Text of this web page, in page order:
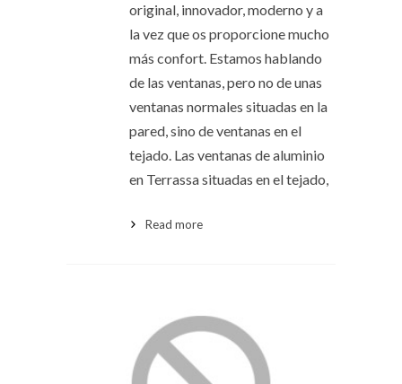
original, innovador, moderno y a
la vez que os proporcione mucho
más confort. Estamos hablando
de las ventanas, pero no de unas
ventanas normales situadas en la
pared, sino de ventanas en el
tejado. Las ventanas de aluminio
en Terrassa situadas en el tejado,
Read more